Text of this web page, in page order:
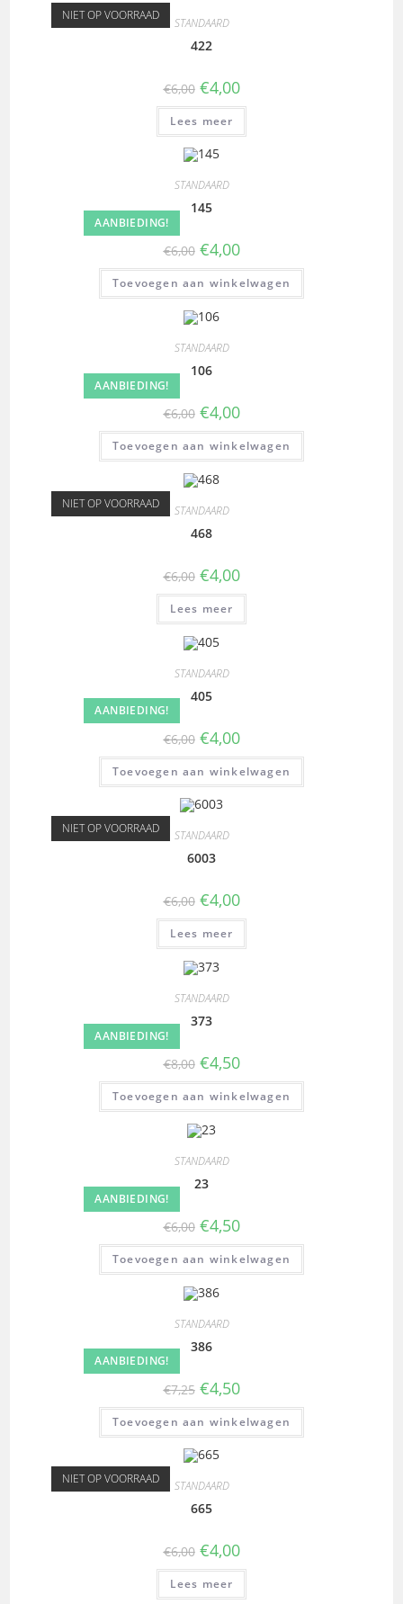
NIET OP VOORRAAD STANDAARD
422
€6,00 €4,00
Lees meer
AANBIEDING!
STANDAARD
145
€6,00 €4,00
Toevoegen aan winkelwagen
AANBIEDING!
STANDAARD
106
€6,00 €4,00
Toevoegen aan winkelwagen
NIET OP VOORRAAD STANDAARD
468
€6,00 €4,00
Lees meer
AANBIEDING!
STANDAARD
405
€6,00 €4,00
Toevoegen aan winkelwagen
NIET OP VOORRAAD STANDAARD
6003
€6,00 €4,00
Lees meer
AANBIEDING!
STANDAARD
373
€8,00 €4,50
Toevoegen aan winkelwagen
AANBIEDING!
STANDAARD
23
€6,00 €4,50
Toevoegen aan winkelwagen
AANBIEDING!
STANDAARD
386
€7,25 €4,50
Toevoegen aan winkelwagen
NIET OP VOORRAAD STANDAARD
665
€6,00 €4,00
Lees meer